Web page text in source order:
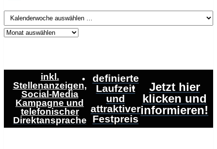
inkl.
Stellenanzeigen,
Social-Media
Kampagne und
telefonischer
Direktansprache
definierte
Laufzeit
und
attraktiver
Festpreis
Jetzt hier
klicken und
informieren!